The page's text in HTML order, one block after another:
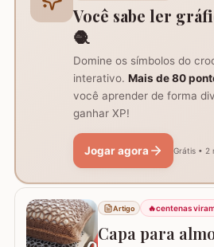
Você sabe ler
🧶
Domine os símbolos do
interativo. Mais de 80
você aprender de forma
ganhar XP!
Jogar agora Grátis • 2
Artigo 🔥centenas
Capa para